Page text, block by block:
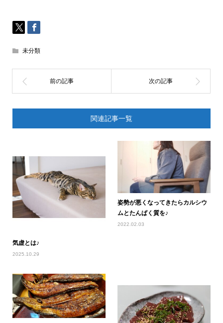
未分類
関連記事一覧
気虚とは♪
2025.10.29
姿勢が悪くなってきたらカルシウ
ムとたんぱく質を♪
2022.02.03